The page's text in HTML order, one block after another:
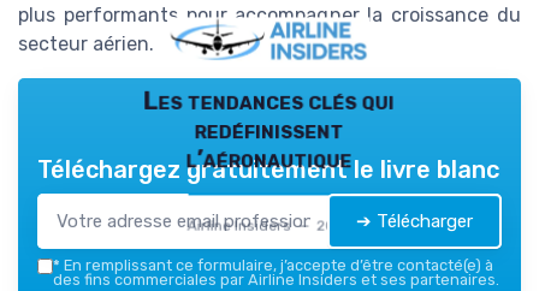
plus performants pour accompagner la croissance du
secteur aérien.
Les tendances clés qui
redéfinissent
l’aéronautique
Airline Insiders — 2026
Téléchargez gratuitement le livre blanc
➔ Télécharger
* En remplissant ce formulaire, j’accepte d’être contacté(e) à
des fins commerciales par Airline Insiders et ses partenaires.